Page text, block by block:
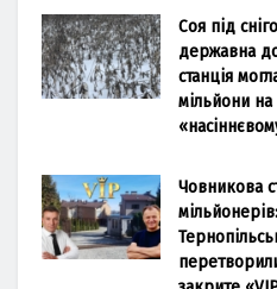
Соя під
державна
станція
мільйони на
Човникова